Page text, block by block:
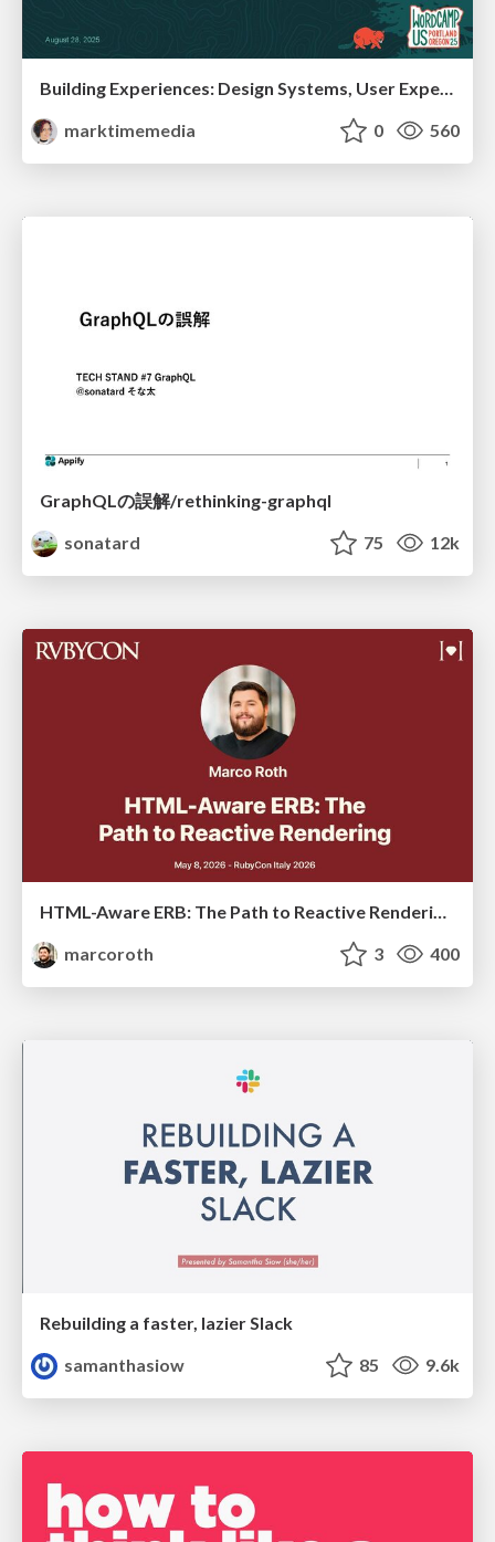
Building Experiences: Design Systems, User Experience, and Full Site Editing
marktimemedia
0 560
GraphQLの誤解/rethinking-graphql
sonatard
75 12k
HTML-Aware ERB: The Path to Reactive Rendering @ RubyCon 2026, Rimini, Italy
marcoroth
3 400
Rebuilding a faster, lazier Slack
samanthasiow
85 9.6k